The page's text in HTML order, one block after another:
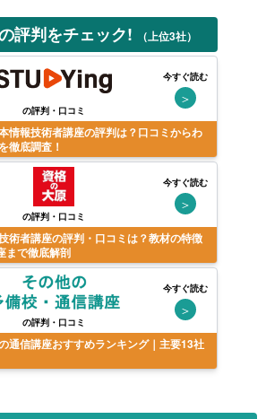
評判をチェック! （上位3社）
の評判・口コミ
今すぐ読む
＞
情報技術者講座の評判は？口コミからわ
徹底調査！
の評判・口コミ
今すぐ読む
＞
術者講座の評判・口コミは？教材の特徴
まで徹底解剖
の評判・口コミ
今すぐ読む
＞
通信講座おすすめランキング｜主要13社